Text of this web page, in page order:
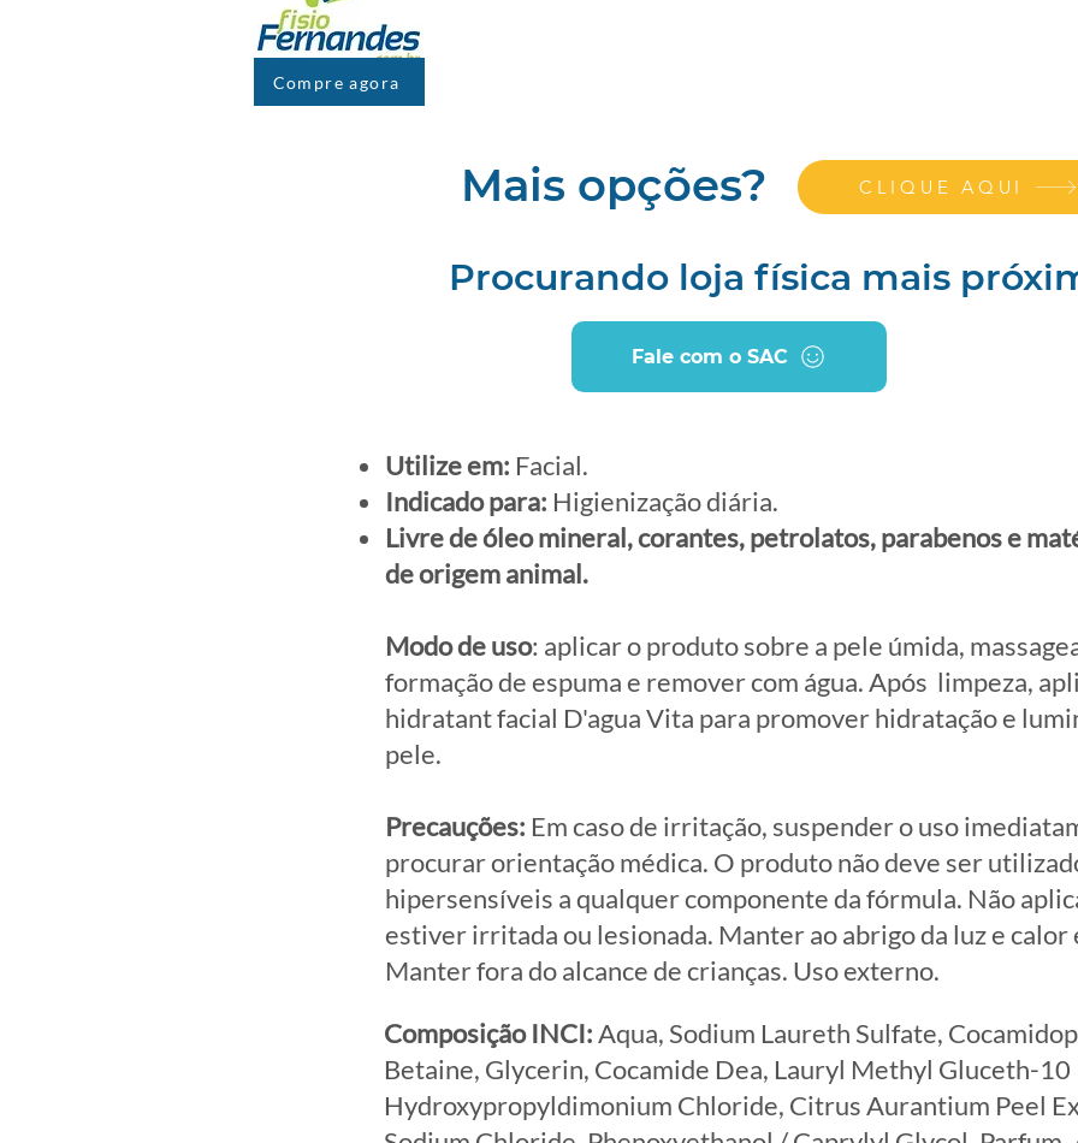
Compre agora
Mais opções? CLIQUE AQUI
Procurando loja física mais
Fale com o SAC
Utilize em: Facial.
Indicado para: Higienização diária.
Livre de óleo mineral, corantes, petrolatos, parabenos e
de origem animal.
Modo de uso: aplicar o produto sobre a pele úmida,
formação de espuma e remover com água. Após limpeza,
hidratant facial D'agua Vita para promover hidratação e
pele.
Precauções: Em caso de irritação, suspender o uso
procurar orientação médica. O produto não deve ser
hipersensíveis a qualquer componente da fórmula. Não
estiver irritada ou lesionada. Manter ao abrigo da luz e calor
Manter fora do alcance de crianças. Uso externo.
Composição INCI:Aqua, Sodium Laureth Sulfate,
Betaine, Glycerin, Cocamide Dea, Lauryl Methyl Gluceth-10
Hydroxypropyldimonium Chloride, Citrus Aurantium Peel